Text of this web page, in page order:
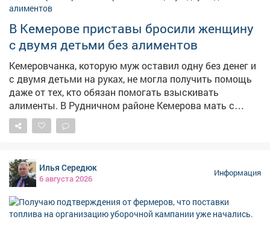
В Кемерове приставы бросили женщину
с двумя детьми без алиментов
Кемеровчанка, которую муж оставил одну без денег и
с двумя детьми на руках, не могла получить помощь
даже от тех, кто обязан помогать взыскивать
алименты. В Рудничном районе Кемерова мать с
двумя детьми не могла получить алименты от
бывшего супруга. Мать растит 9-летнего сына и 14-
платил,а силовики не принимали мер, сообщает в
четверг областная прокуратура. – Должностными
лицами службы судебных приставов своевременно не
приняты исчерпывающие меры, направленные на
взыскание задолженности, – сказали в прокуратуре.
Илья Середюк
6 августа 2026
Информация